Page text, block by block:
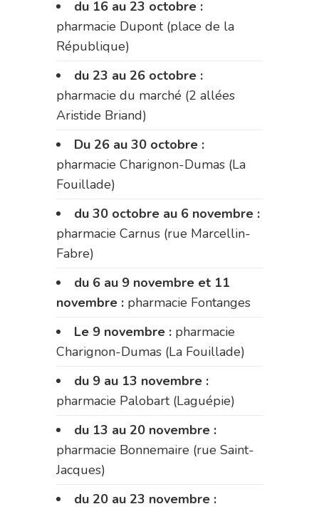
du 16 au 23 octobre :
pharmacie Dupont (place de la
République)
du 23 au 26 octobre :
pharmacie du marché (2 allées
Aristide Briand)
Du 26 au 30 octobre :
pharmacie Charignon-Dumas (La
Fouillade)
du 30 octobre au 6 novembre :
pharmacie Carnus (rue Marcellin-
Fabre)
du 6 au 9 novembre et 11
novembre : pharmacie Fontanges
Le 9 novembre : pharmacie
Charignon-Dumas (La Fouillade)
du 9 au 13 novembre :
pharmacie Palobart (Laguépie)
du 13 au 20 novembre :
pharmacie Bonnemaire (rue Saint-
Jacques)
du 20 au 23 novembre :